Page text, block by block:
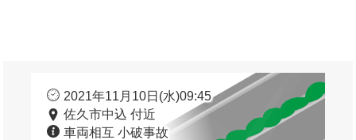
2021年11月10日(水)09:45
佐久市中込 付近
車両相互 小破事故